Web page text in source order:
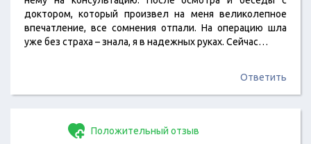
доктором, который произвел на меня великолепное
впечатление, все сомнения отпали. На операцию шла
уже без страха – знала, я в надежных руках. Сейчас…
Ответить
Положительный отзыв